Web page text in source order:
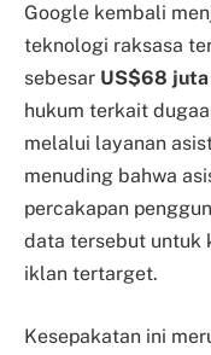
Google kembali
teknologi raksasa
sebesar US$68 juta
hukum terkait
melalui layanan
menuding bahwa
percakapan
data tersebut untuk
iklan tertarget.
Kesepakatan ini